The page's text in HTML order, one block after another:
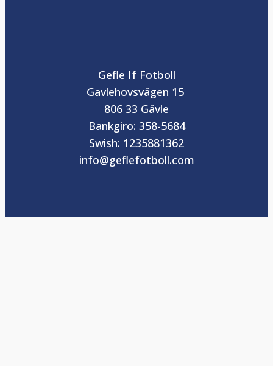
Gefle If Fotboll
Gavlehovsvägen 15
806 33 Gävle
Bankgiro: 358-5684
Swish: 1235881362
info@geflefotboll.com